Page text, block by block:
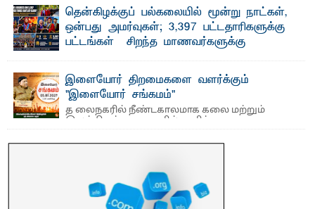
தென்கிழக்குப் பல்கலையில் மூன்று நாட்கள்,
ஒன்பது அமர்வுகள்; 3,397 பட்டதாரிகளுக்கு
பட்டங்கள் – சிறந்த மாணவர்களுக்கு
மற்றும் சிறப்புப் பரிசுகள்
எம்.வை. அமீர்- ஒ லுவிலில் அமைந்துள்ள தென்கிழக்குப்
பல்கலைக்கழகத்தின் 18ஆவது பொதுப் பட்டமளிப்பு விழா ...
இளையோர் திறமைகளை வளர்க்கும்
"இளையோர் சங்கமம்"
த லைநகரில் நீண்டகாலமாக கலை மற்றும்
இலக்கியத் துறைகளில் தனித்துவமான
பணிகளை முன்னெடுத்து வரும் புதிய ...